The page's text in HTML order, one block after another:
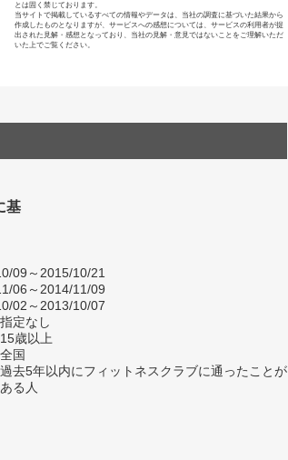
とは固く禁じております。
当サイトで掲載しているすべての情報やデータは、当社の調査に基づいた結果から
作成したものとなりますが、サービスへの感想については、サービスの利用者が提
出された見解・感想となっており、当社の見解・意見ではないことをご理解いただ
いた上でご覧ください。
基
09～2015/10/21
06～2014/11/09
02～2013/10/07
定なし
歳以上
国
去5年以内にフィットネスクラブに通ったことが
ある人